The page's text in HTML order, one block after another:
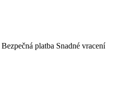
Bezpečná platba Snadné vracení